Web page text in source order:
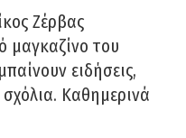
Ζέρβας
μαγκαζίνο του
ειδήσεις,
σχόλια. Καθημερινά